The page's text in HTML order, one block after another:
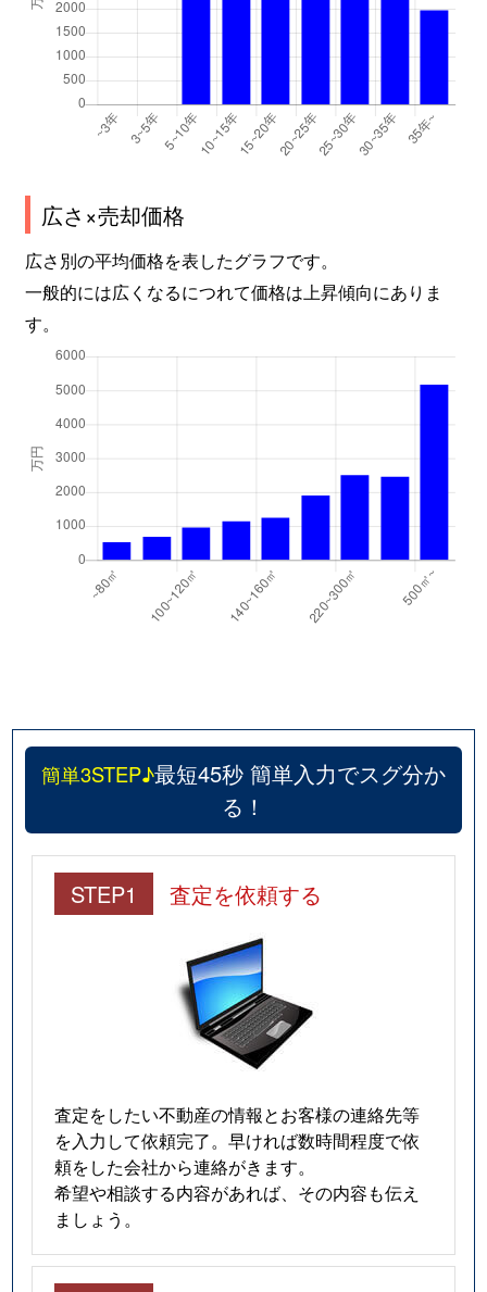
広さ×売却価格
広さ別の平均価格を表したグラフです。
一般的には広くなるにつれて価格は上昇傾向にありま
す。
簡単3STEP♪最短45秒 簡単入力でスグ分か
る！
STEP1 査定を依頼する
査定をしたい不動産の情報とお客様の連絡先等
を入力して依頼完了。早ければ数時間程度で依
頼をした会社から連絡がきます。
希望や相談する内容があれば、その内容も伝え
ましょう。